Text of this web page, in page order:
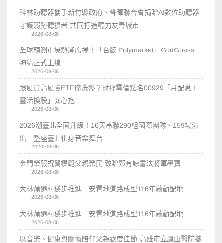
科林助聽器攜手新竹縣政府、聲暉聯合會捐贈AI數位助聽器
守護弱勢聽損者 共同打造聽力友善城市
2026-08-06
全球預測市場熱潮席捲！「台版 Polymarket」GodGuess
神猜正式上線
2026-08-06
跟風買高風險ETF慘洗盤？財經雪倫點名00929「月配息＋
靈活換股」安心抱
2026-08-06
2026潮臺北全面升級！16天串聯290組國際團隊、159場演
出 整座臺北化身音樂舞台
2026-08-06
金門榮服祝賀模範父親榮民 致贈鄭有諒書法將軍墨寶
2026-08-06
大林蒲遷村穩步推進 安置地道路成型116年啟動配地
2026-08-06
大林蒲遷村穩步推進 安置地道路成型116年啟動配地
2026-08-06
以音樂、健康與關懷陪伴父親歡度佳節 高雄市立鳳山醫院攜